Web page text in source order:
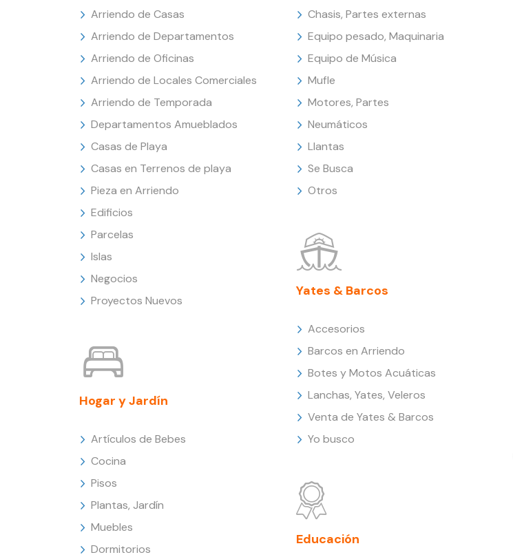
Arriendo de Casas
Arriendo de Departamentos
Arriendo de Oficinas
Arriendo de Locales Comerciales
Arriendo de Temporada
Departamentos Amueblados
Casas de Playa
Casas en Terrenos de playa
Pieza en Arriendo
Edificios
Parcelas
Islas
Negocios
Proyectos Nuevos
Hogar y Jardín
Artículos de Bebes
Cocina
Pisos
Plantas, Jardín
Muebles
Dormitorios
Chasis, Partes externas
Equipo pesado, Maquinaria
Equipo de Música
Mufle
Motores, Partes
Neumáticos
Llantas
Se Busca
Otros
Yates & Barcos
Accesorios
Barcos en Arriendo
Botes y Motos Acuáticas
Lanchas, Yates, Veleros
Venta de Yates & Barcos
Yo busco
Educación